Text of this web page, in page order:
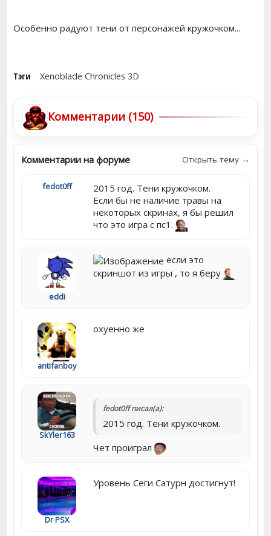
Особенно радуют тени от персонажей кружочком...
Тэги Xenoblade Chronicles 3D
Комментарии (150)
Комментарии на форуме Открыть тему →
fedot0ff
2015 год. Тени кружочком.
Если бы не наличие травы на
некоторых скринах, я бы решил
что это игра с пс1.
eddi
если это
скриншот из игры , то я беру
antifanboy
охуенно же
SkYler163
fedot0ff писал(а):
2015 год. Тени кружочком.
Чет проиграл
Dr PSX
Уровень Сеги Сатурн достигнут!